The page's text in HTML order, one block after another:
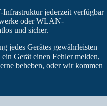
jederzeit verfügbar
oder WLAN-
und sicher.
jedes Gerätes gewährleisten
Gerät einen Fehler melden,
beheben, oder wir kommen